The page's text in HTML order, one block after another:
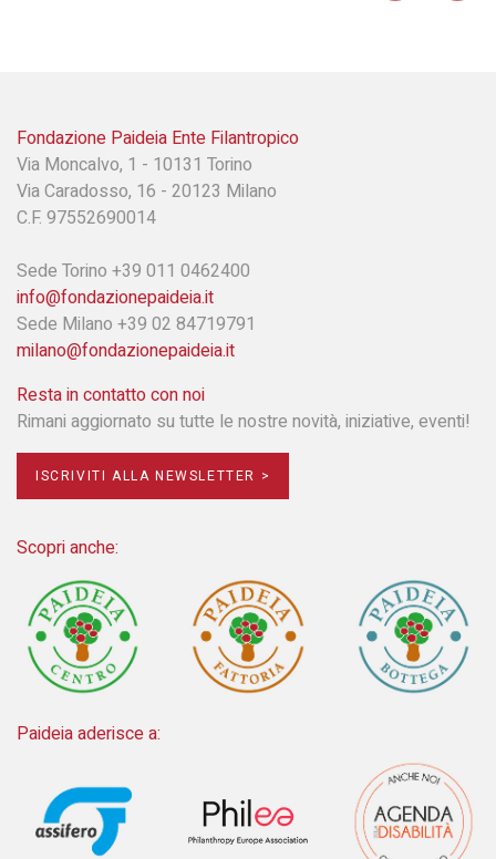
Fondazione Paideia Ente Filantropico
Via Moncalvo, 1 - 10131 Torino
Via Caradosso, 16 - 20123 Milano
C.F. 97552690014
Sede Torino +39 011 0462400
info@fondazionepaideia.it
Sede Milano +39 02 84719791
milano@fondazionepaideia.it
Resta in contatto con noi
Rimani aggiornato su tutte le nostre novità, iniziative, eventi!
ISCRIVITI ALLA NEWSLETTER >
Scopri anche:
Paideia aderisce a: